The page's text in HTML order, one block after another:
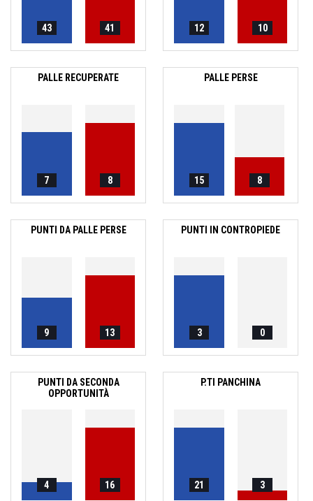
43 41 12 10
PALLE RECUPERATE
7 8
PALLE PERSE
15 8
PUNTI DA PALLE PERSE
9 13
PUNTI IN CONTROPIEDE
3 0
PUNTI DA SECONDA
OPPORTUNITÀ
4 16
P.TI PANCHINA
21 3